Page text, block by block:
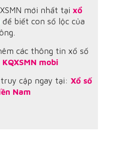
mới nhất tại xổ
để biết con số lộc của
các thông tin xổ số
KQXSMN mobi
cập ngay tại: Xổ số
Nam